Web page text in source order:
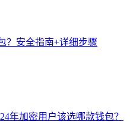
？安全指南+详细步骤
年加密用户该选哪款钱包？